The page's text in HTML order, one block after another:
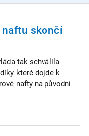
naftu skončí
tak schválila
které dojde k
nafty na původní